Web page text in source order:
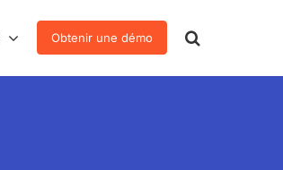
Obtenir une démo